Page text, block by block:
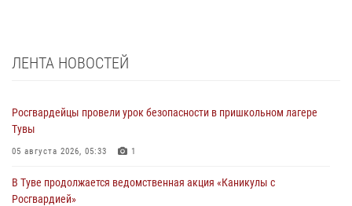
ЛЕНТА НОВОСТЕЙ
Росгвардейцы провели урок безопасности в пришкольном лагере
Тувы
05 августа 2026, 05:33 1
В Туве продолжается ведомственная акция «Каникулы с
Росгвардией»